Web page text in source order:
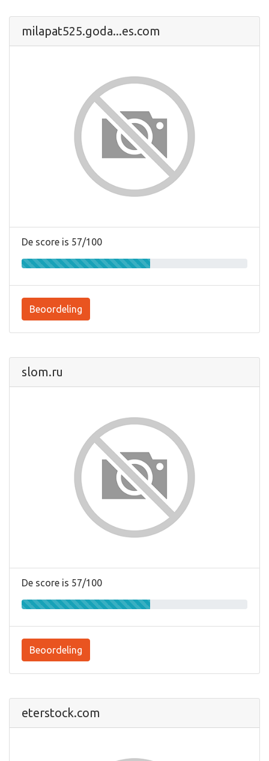
milapat525.goda...es.com
De score is 57/100
Beoordeling
slom.ru
De score is 57/100
Beoordeling
eterstock.com